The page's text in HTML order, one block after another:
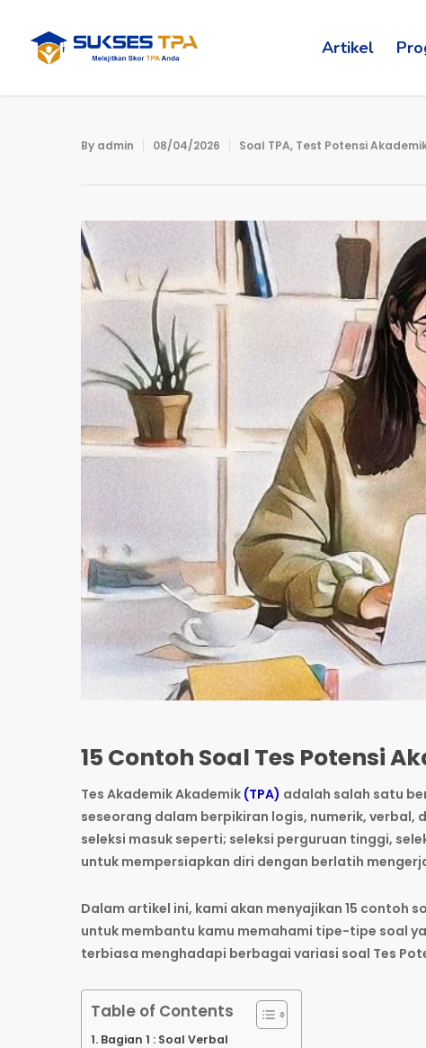
Artikel
By admin 08/04/2026 Soal TPA, Test Potensi
15 Contoh Soal Tes Potensi
Tes Akademik Akademik (TPA) adalah salah satu
seseorang dalam berpikiran logis, numerik, verbal,
seleksi masuk seperti; seleksi perguruan tinggi,
untuk mempersiapkan diri dengan berlatih
Dalam artikel ini, kami akan menyajikan 15 contoh
untuk membantu kamu memahami tipe-tipe soal
terbiasa menghadapi berbagai variasi soal Tes
Table of Contents
Bagian 1 : Soal Verbal